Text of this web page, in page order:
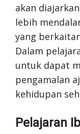
akan
lebih
yang
Dalam
untuk dapat
pengamalan
kehidupan
Pelajaran